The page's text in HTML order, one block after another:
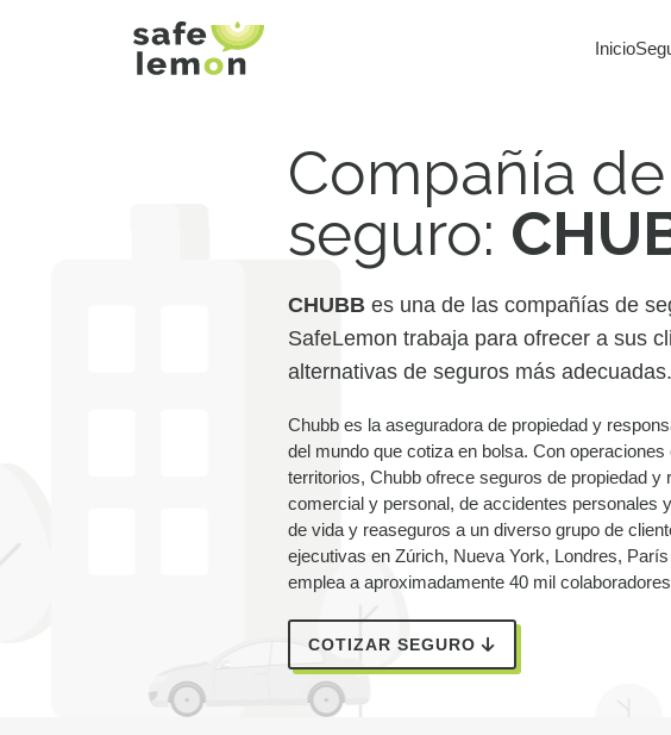
Inicio
Compañía de
seguro:
CHUBB es una de las compañías de
SafeLemon trabaja para ofrecer a sus
alternativas de seguros más adecuadas.
Chubb es la aseguradora de propiedad y
del mundo que cotiza en bolsa. Con
territorios, Chubb ofrece seguros de propiedad y
comercial y personal, de accidentes personales
de vida y reaseguros a un diverso grupo de
ejecutivas en Zúrich, Nueva York, Londres,
emplea a aproximadamente 40 mil
COTIZAR SEGURO